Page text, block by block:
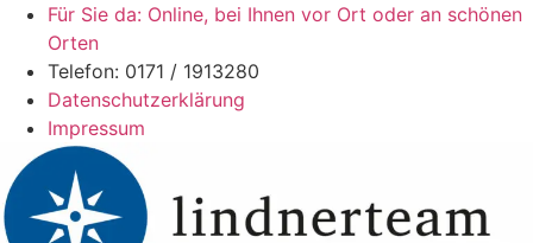
Zum
wechseln
Für Sie da: Online, bei Ihnen vor Ort oder an schönen
Orten
Telefon: 0171 / 1913280
Datenschutzerklärung
Impressum